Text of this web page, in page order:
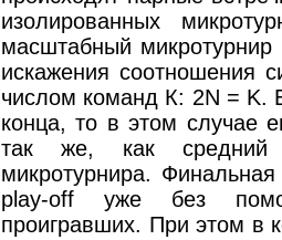
изолированных
масштабный микротурнир
искажения соотношения
числом команд К: 2N = K.
конца, то в этом случае
так же, как средний
микротурнира.
play-off уже без
проигравших. При этом в